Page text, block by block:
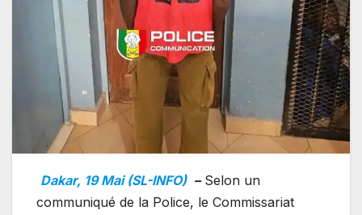
Dakar, 19 Mai (SL-INFO) –Selon un
communiqué de la Police, le Commissariat